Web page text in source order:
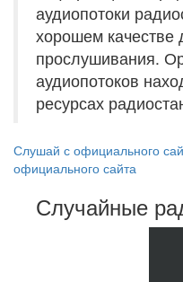
аудиопотоки
хорошем качестве
прослушивания.
аудиопотоков
ресурсах
Слушай с официального
официального сайта
Случайные